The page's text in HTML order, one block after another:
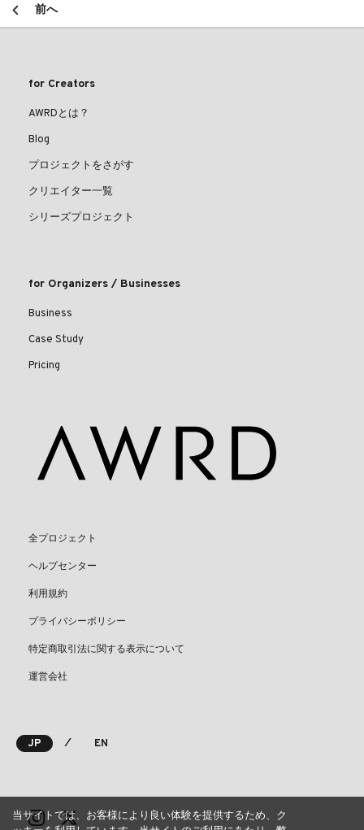
前へ
for Creators
AWRDとは？
Blog
プロジェクトをさがす
クリエイター一覧
シリーズプロジェクト
for Organizers / Businesses
Business
Case Study
Pricing
全プロジェクト
ヘルプセンター
利用規約
プライバシーポリシー
特定商取引法に関する表示について
運営会社
JP ⁄ EN
当サイトでは、お客様により良い体験を提供するため、ク